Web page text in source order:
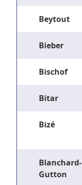
Beytout
Bieber
Bischof
Bitar
Bizé
Blanchard-
Gutton